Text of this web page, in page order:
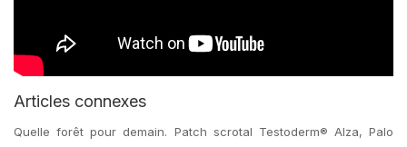
Articles connexes
Quelle forêt pour demain. Patch scrotal Testoderm® Alza, Palo